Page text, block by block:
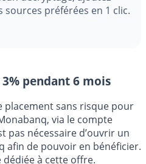
équipe face aux
décryptage, ajoutez
sources préférées en 1 clic.
3% pendant 6 mois
sans risque pour
via le compte
pas nécessaire d’ouvrir un